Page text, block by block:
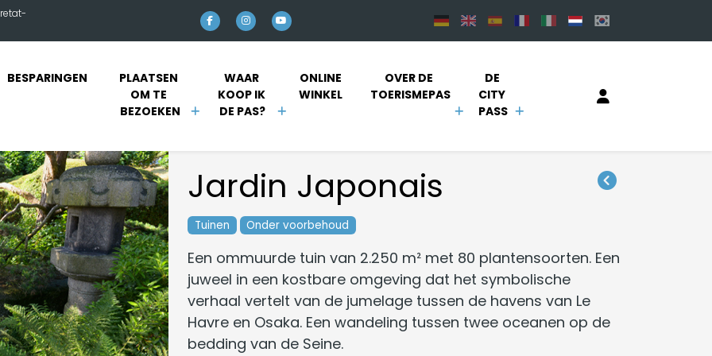
BESPARINGEN
PLAATSEN
OM TE
BEZOEKEN
WAAR
KOOP IK
DE PAS?
ONLINE
WINKEL
OVER DE
TOERISMEPAS
DE
CITY
PASS
Jardin Japonais
Tuinen Onder voorbehoud
Een ommuurde tuin van 2.250 m² met 80 plantensoorten. Een
juweel in een kostbare omgeving dat het symbolische
verhaal vertelt van de jumelage tussen de havens van Le
Havre en Osaka. Een wandeling tussen twee oceanen op de
bedding van de Seine.